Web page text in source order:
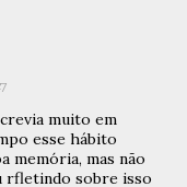
muito em
esse hábito
memória, mas não
rfletindo sobre isso